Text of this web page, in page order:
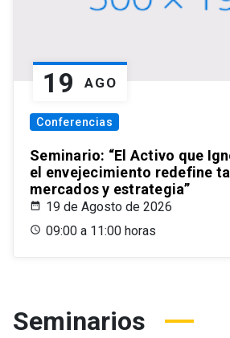
19 AGO
Conferencias
Seminario: “El Activo que
el envejecimiento redefine
mercados y estrategia”
19 de Agosto de 2026
09:00 a 11:00 horas
Seminarios